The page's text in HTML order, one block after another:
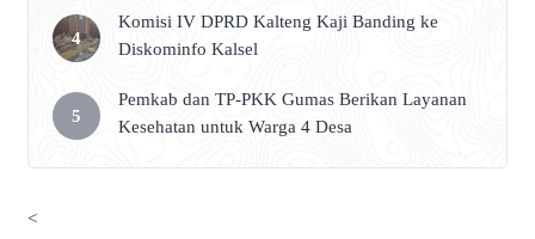
Komisi IV DPRD Kalteng Kaji Banding ke
Diskominfo Kalsel
Pemkab dan TP-PKK Gumas Berikan Layanan
Kesehatan untuk Warga 4 Desa
<